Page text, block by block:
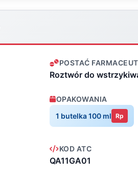
POSTAĆ
Roztwór do
OPAKOWANIA
1 butelka 100 ml Rp
KOD ATC
QA11GA01